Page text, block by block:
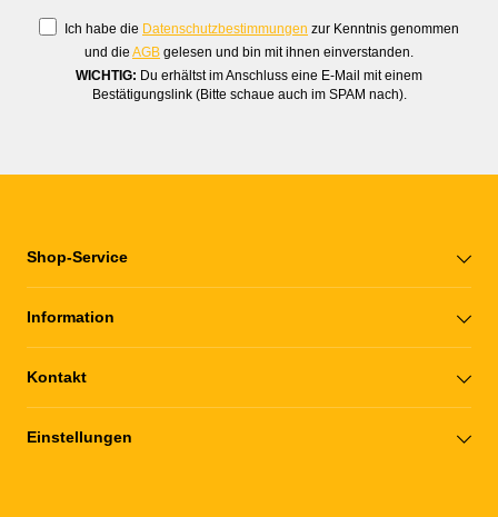
Ich habe die Datenschutzbestimmungen zur Kenntnis genommen
und die AGB gelesen und bin mit ihnen einverstanden.
WICHTIG: Du erhältst im Anschluss eine E-Mail mit einem
Bestätigungslink (Bitte schaue auch im SPAM nach).
Shop-Service
Information
Kontakt
Einstellungen